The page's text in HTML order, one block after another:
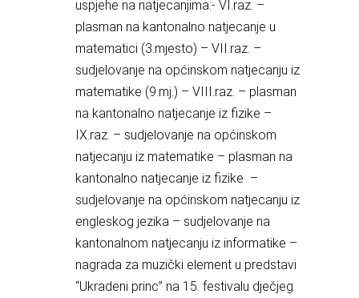
uspjehe na natjecanjima:- VI.raz. –
plasman na kantonalno natjecanje u
matematici (3.mjesto) – VII.raz. –
sudjelovanje na općinskom natjecanju iz
matematike (9.mj.) – VIII.raz. – plasman
na kantonalno natjecanje iz fizike –
IX.raz. – sudjelovanje na općinskom
natjecanju iz matematike – plasman na
kantonalno natjecanje iz fizike –
sudjelovanje na općinskom natjecanju iz
engleskog jezika – sudjelovanje na
kantonalnom natjecanju iz informatike –
nagrada za muzički element u predstavi
“Ukradeni princ” na 15. festivalu dječjeg